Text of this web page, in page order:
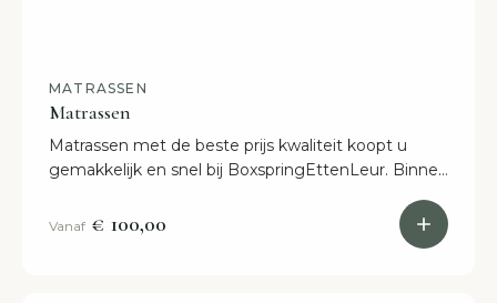
MATRASSEN
Matrassen
Matrassen met de beste prijs kwaliteit koopt u
gemakkelijk en snel bij BoxspringEttenLeur. Binnen
Vanaf € 100,00